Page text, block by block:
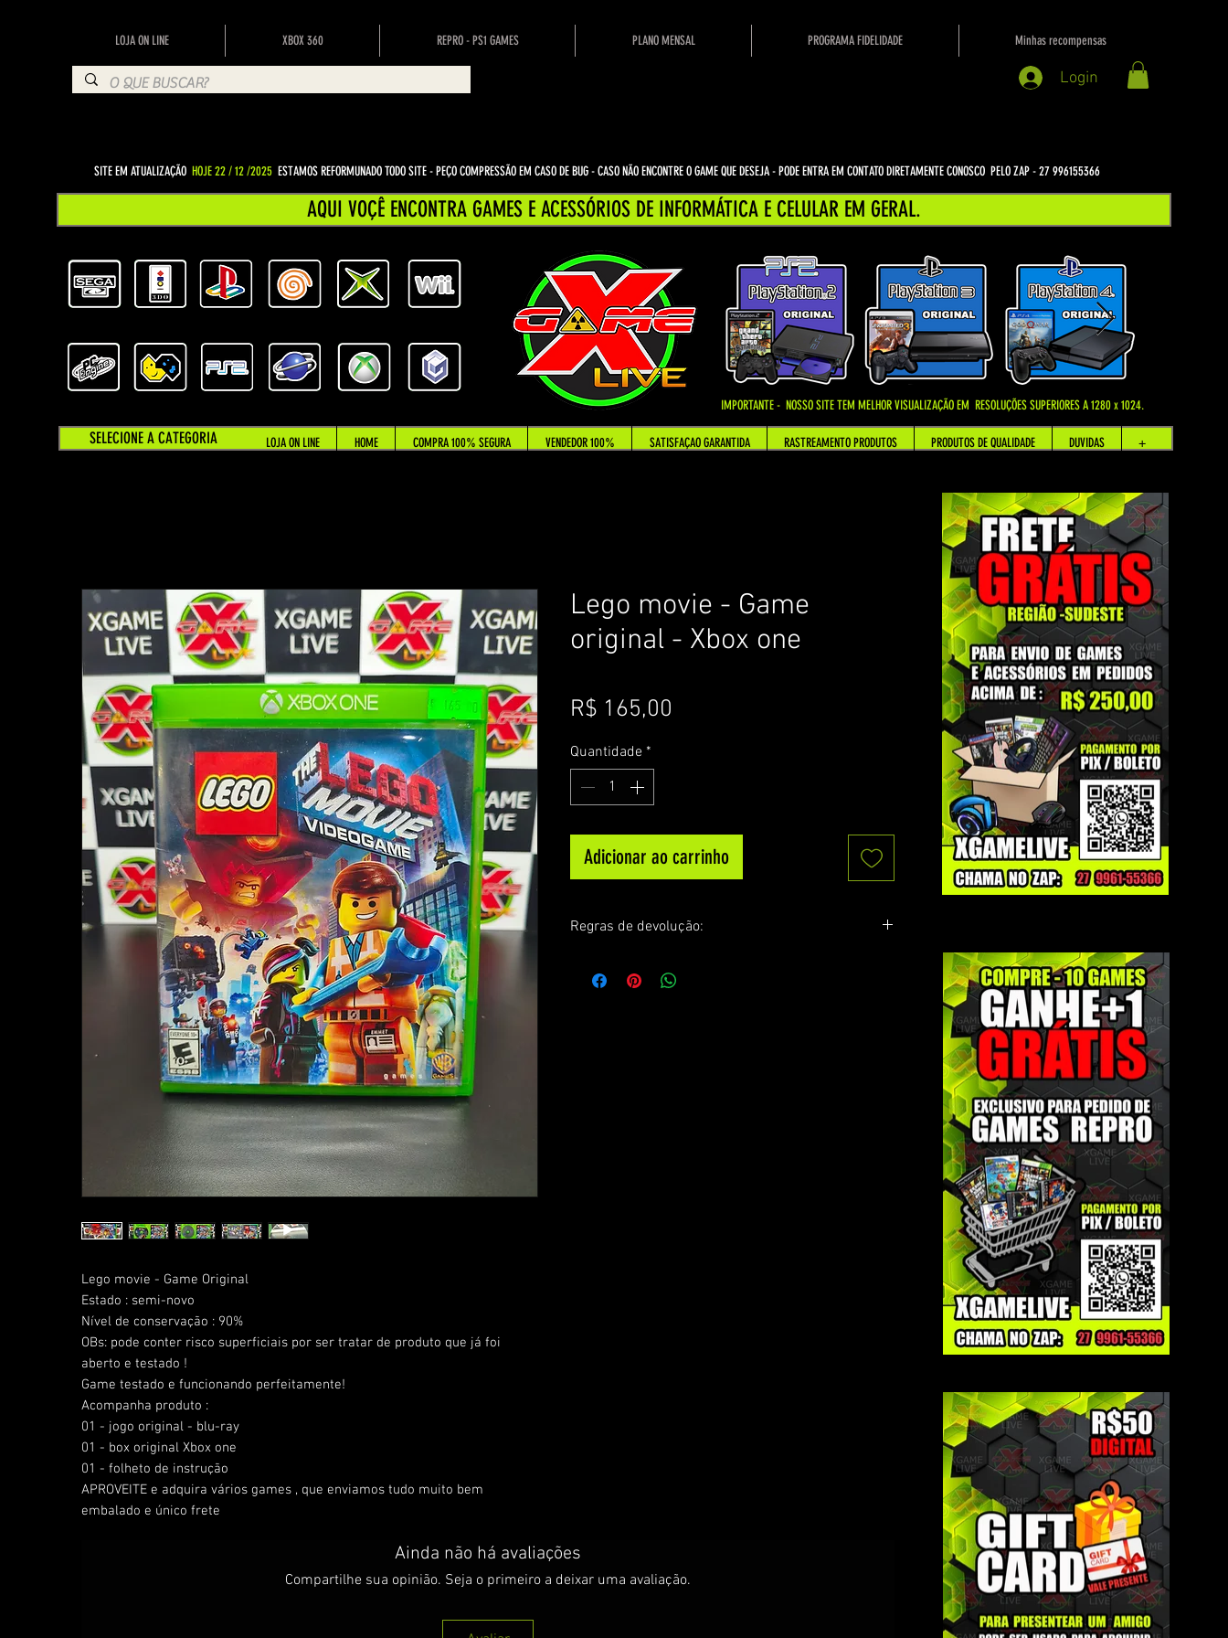
LOJA ON LINE XBOX 360 REPRO - PS1 GAMES PLANO MENSAL PROGRAMA FIDELIDADE Minhas recompensas
Login
Lego movie - Game Original
Estado : semi-novo
Nível de conservação : 90%
OBs: pode conter risco superficiais por ser tratar de produto que já foi
aberto e testado !
Game testado e funcionando perfeitamente!
Acompanha produto :
01 - jogo original - blu-ray
01 - box original Xbox one
01 - folheto de instrução
APROVEITE e adquira vários games , que enviamos tudo muito bem
embalado e único frete
Lego movie - Game
original - Xbox one
R$ 165,00
Quantidade *
Adicionar ao carrinho
Regras de devolução:
sempre encaminhamos o vídeo para cliente possa
Ainda não há avaliações
Compartilhe sua opinião. Seja o primeiro a deixar uma avaliação.
SELECIONE A CATEGORIA
IMPORTANTE - NOSSO SITE TEM MELHOR VISUALIZAÇÃO EM RESOLUÇÕES SUPERIORES A 1280 x 1024.
AQUI VOÇÊ ENCONTRA GAMES E ACESSÓRIOS DE INFORMÁTICA E CELULAR EM GERAL.
SITE EM ATUALIZAÇÃO HOJE 22 / 12 /2025 ESTAMOS REFORMUNADO TODO SITE - PEÇO COMPRESSÃO EM CASO DE BUG- CASO NÃO ENCONTRE O GAME QUE DESEJA - PODE ENTRA EM CONTATO DIRETAMENTE CONOSCO PELO ZAP - 27 996155366
LOJA ON LINE HOME COMPRA 100% SEGURA VENDEDOR 100% SATISFAÇAO GARANTIDA RASTREAMENTO PRODUTOS PRODUTOS DE QUALIDADE DUVIDAS +